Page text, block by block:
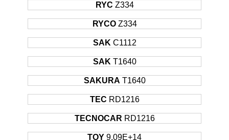
RYC Z334
RYCO Z334
SAK C1112
SAK T1640
SAKURA T1640
TEC RD1216
TECNOCAR RD1216
TOY 9,09E+14